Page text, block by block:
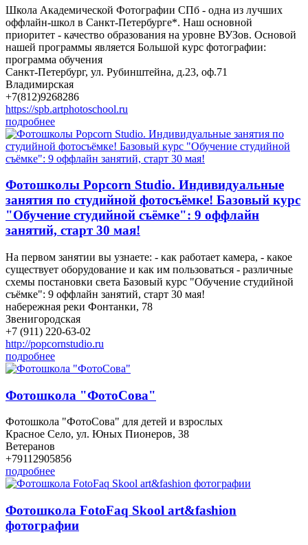
Школа Академической Фотографии СПб - одна из лучших
оффлайн-школ в Санкт-Петербурге*. Наш основной
приоритет - качество образования на уровне ВУЗов. Основой
нашей программы является Большой курс фотографии:
программа обучения
Санкт-Петербург, ул. Рубинштейна, д.23, оф.71
Владимирская
+7(812)9268286
https://spb.artphotoschool.ru
подробнее
Фотошколы Popcorn Studio. Индивидуальные
занятия по студийной фотосъёмке! Базовый курс
"Обучение студийной съёмке": 9 оффлайн
занятий, старт 30 мая!
На первом занятии вы узнаете: - как работает камера, - какое
существует оборудование и как им пользоваться - различные
схемы постановки света Базовый курс "Обучение студийной
съёмке": 9 оффлайн занятий, старт 30 мая!
набережная реки Фонтанки, 78
Звенигородская
+7 (911) 220-63-02
http://popcornstudio.ru
подробнее
Фотошкола "ФотоСова"
Фотошкола "ФотоСова" для детей и взрослых
Красное Село, ул. Юных Пионеров, 38
Ветеранов
+79112905856
подробнее
Фотошкола FotoFaq Skool art&fashion
фотографии